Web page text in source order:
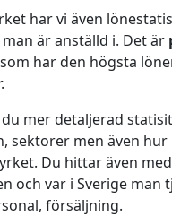
har vi även
är anställd i. Det är
som har den högsta
mer detaljerad
sektorer men även hur
Du hittar även
och var i Sverige man
försäljning.